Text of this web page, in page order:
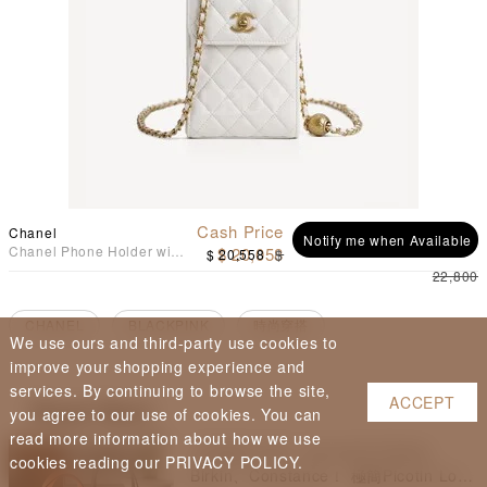
Chanel
Chanel Phone Holder with
Notify me when Available
Cash Price
$ 20,058
$ 20,558
$
22,800
Read Next
日常隨性之選：Hermès不只Kelly、
Birkin、Constance！ 極簡Picotin Lock
We use ours and third-party use cookies to
improve your shopping experience and
services. By continuing to browse the site,
you agree to our use of cookies. You can
read more information about how we use
cookies reading our PRIVACY POLICY.
ACCEPT